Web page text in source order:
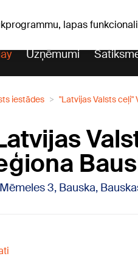
lapas
Uzņēmumi
iestādes "Latvijas Valsts ceļi"
Mēmeles 3, Bauska,